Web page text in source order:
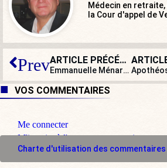
Médecin en
la Cour d'appel de
Prev ARTICLE PRÉCÉDENT
Emmanuelle Ménard : « Avec ce type d’annonces, le mouvement social n’est pas près de s’arrêter ! »
VOS COMMENTAIRES
Me connecter
M'inscrire à l'espace commentaire
Charte d'utilisation des commentaires